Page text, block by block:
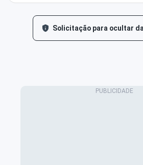
Solicitação para ocultar